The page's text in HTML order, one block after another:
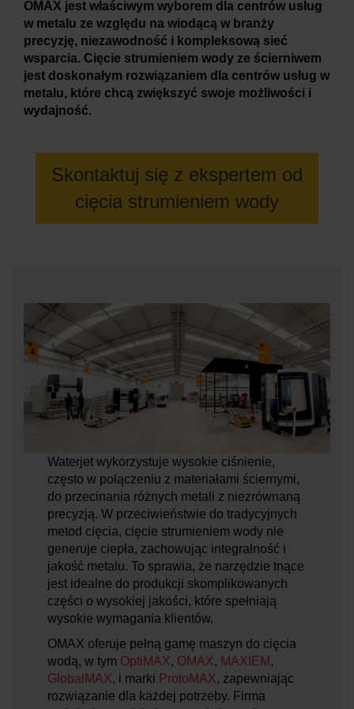
DOWIEDZ SIĘ WIĘCEJ O
MASZYNACH DO CIĘCIA WODĄ
OMAX jest właściwym wyborem dla centrów usług
w metalu ze względu na wiodącą w branży
precyzję, niezawodność i kompleksową sieć
wsparcia. Cięcie strumieniem wody ze ścierniwem
jest doskonałym rozwiązaniem dla centrów usług w
metalu, które chcą zwiększyć swoje możliwości i
wydajność.
Skontaktuj się z ekspertem od
cięcia strumieniem wody
Waterjet wykorzystuje wysokie ciśnienie,
często w połączeniu z materiałami ściernymi,
do przecinania różnych metali z niezrównaną
precyzją. W przeciwieństwie do tradycyjnych
metod cięcia, cięcie strumieniem wody nie
generuje ciepła, zachowując integralność i
jakość metalu. To sprawia, że narzędzie tnące
jest idealne do produkcji skomplikowanych
części o wysokiej jakości, które spełniają
wysokie wymagania klientów.
OMAX oferuje pełną gamę maszyn do cięcia
wodą, w tym OptiMAX, OMAX, MAXIEM,
GlobalMAX, i marki ProtoMAX, zapewniając
rozwiązanie dla każdej potrzeby. Firma